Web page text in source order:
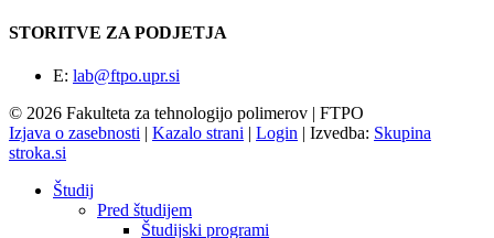
STORITVE ZA PODJETJA
E: lab@ftpo.upr.si
© 2026 Fakulteta za tehnologijo polimerov | FTPO
Izjava o zasebnosti | Kazalo strani | Login | Izvedba: Skupina
stroka.si
Študij
Pred študijem
Študijski programi